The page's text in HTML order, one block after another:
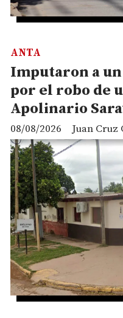
Imputaron a
por el robo de
Apolinario
Juan Cruz
ANTA
08/08/2026